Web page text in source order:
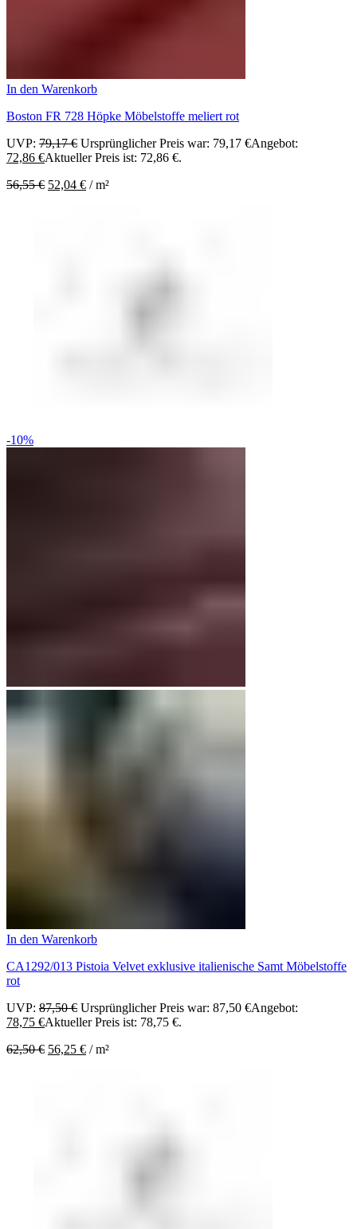
In den Warenkorb
Boston FR 728 Höpke Möbelstoffe meliert rot
UVP: 79,17€ Ursprünglicher Preis war: 79,17 €Angebot:
72,86 €Aktueller Preis ist: 72,86 €.
56,55€ 52,04 € /m²
-10%
In den Warenkorb
CA1292/013 Pistoia Velvet exklusive italienische Samt Möbelstoffe
rot
UVP: 87,50€ Ursprünglicher Preis war: 87,50 €Angebot:
78,75 €Aktueller Preis ist: 78,75 €.
62,50€ 56,25 € /m²